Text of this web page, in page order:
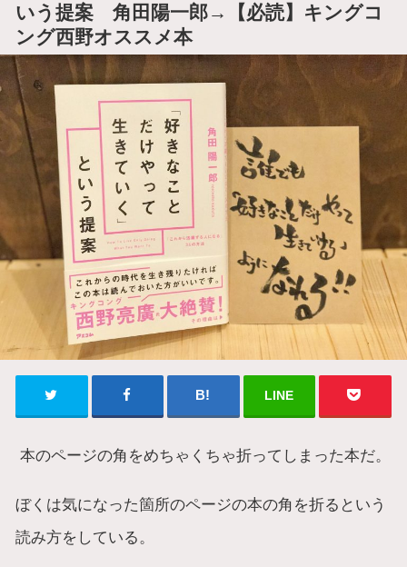
いう提案 角田陽一郎→【必読】キングコ
ング西野オススメ本
LINE
本のページの角をめちゃくちゃ折ってしまった本だ。
ぼくは気になった箇所のページの本の角を折るという
読み方をしている。